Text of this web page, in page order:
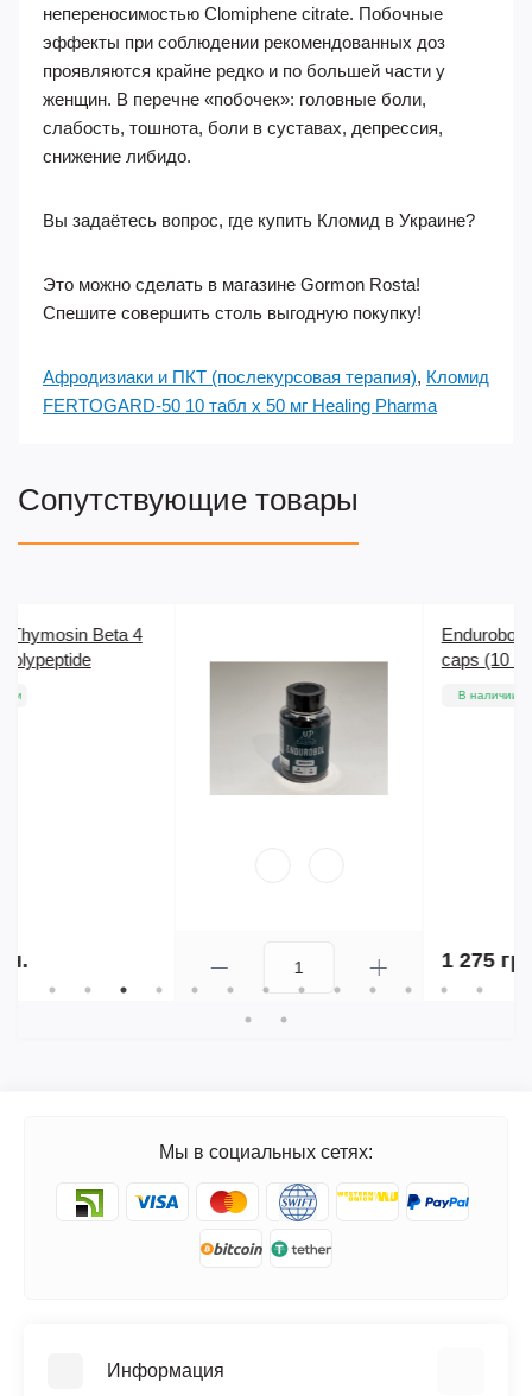
непереносимостью Clomiphene citrate. Побочные
эффекты при соблюдении рекомендованных доз
проявляются крайне редко и по большей части у
женщин. В перечне «побочек»: головные боли,
слабость, тошнота, боли в суставах, депрессия,
снижение либидо.
Вы задаётесь вопрос, где купить Кломид в Украине?
Это можно сделать в магазине Gormon Rosta!
Спешите совершить столь выгодную покупку!
Афродизиаки и ПКТ (послекурсовая терапия), Кломид
FERTOGARD-50 10 табл х 50 мг Healing Pharma
Сопутствующие товары
Endurobol (GW-501516) 60
caps (10 mg) Magnus
В наличии
1 275 грн.
Мы в социальных сетях:
Информация